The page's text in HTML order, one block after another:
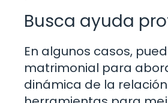
Busca ayuda
En algunos casos,
matrimonial para
dinámica de la